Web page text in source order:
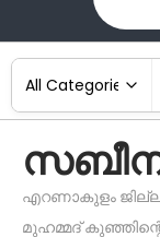
സബീന
എറണാകുളം
മുഹമ്മദ്